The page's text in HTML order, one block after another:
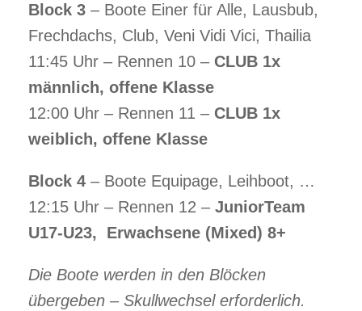
Block 3 – Boote Einer für Alle, Lausbub,
Frechdachs, Club, Veni Vidi Vici, Thailia
11:45 Uhr – Rennen 10 – CLUB 1x
männlich, offene Klasse
12:00 Uhr – Rennen 11 – CLUB 1x
weiblich, offene Klasse
Block 4 – Boote Equipage, Leihboot, …
12:15 Uhr – Rennen 12 – JuniorTeam
U17-U23,
Erwachsene (Mixed) 8+
Die Boote werden in den Blöcken
übergeben – Skullwechsel erforderlich.